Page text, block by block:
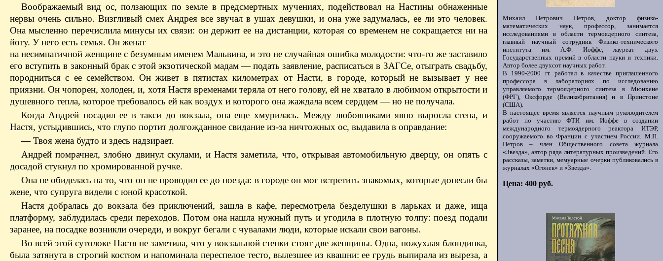
Воображаемый вид ос, ползающих по земле в предсмертных мучениях, подействовал на Настины обнаженные
нервы очень сильно. Визгливый смех Андрея все звучал в ушах девушки, и она уже задумалась, ее ли это человек.
Она мысленно перечислила минусы их связи: он держит ее на дистанции, которая со временем не сокращается ни на
йоту. У него есть семья. Он женат
на несимпатичной женщине с безумным именем Мальвина, и это не случайная ошибка молодости: что-то же заставило
его вступить в законный брак с этой экзотической мадам — подать заявление, расписаться в ЗАГСе, отыграть свадьбу,
породниться с ее семейством. Он живет в пятистах километрах от Насти, в городе, который не вызывает у нее
приязни. Он чопорен, холоден, и, хотя Настя временами теряла от него голову, ей не хватало в любимом открытости и
душевного тепла, которое требовалось ей как воздух и которого она жаждала всем сердцем — но не получала.
Когда Андрей посадил ее в такси до вокзала, она еще хмурилась. Между любовниками явно выросла стена, и
Настя, устыдившись, что глупо портит долгожданное свидание из-за ничтожных ос, выдавила в оправдание:
— Твоя жена будто и здесь надзирает.
Андрей помрачнел, злобно двинул скулами, и Настя заметила, что, открывая автомобильную дверцу, он опять с
досадой стукнул по хромированной ручке.
Она не обиделась на то, что он не проводил ее до поезда: в городе он мог встретить знакомых, которые донесли бы
жене, что супруга видели с юной красоткой.
Настя добралась до вокзала без приключений, зашла в кафе, пересмотрела безделушки в ларьках и даже, ища
платформу, заблудилась среди переходов. Потом она нашла нужный путь и угодила в плотную толпу: поезд подали
заранее, на посадке возникли очереди, и вокруг бегали с чувалами люди, которые искали свои вагоны.
Во всей этой сутолоке Настя не заметила, что у вокзальной стенки стоят две женщины. Одна, пожухлая блондинка,
была затянута в строгий костюм и напоминала переспелое тесто, вылезшее из квашни: ее грудь выпирала из выреза, а
Михаил Петрович Петров, доктор физико-
математических наук, профессор, занимается
исследованиями в области термоядерного синтеза,
главный научный сотрудник Физико-технического
института им. А.Ф. Иоффе, лауреат двух
Государственных премий в области науки и техники.
Автор более двухсот научных работ.
В 1990-2000 гг. работал в качестве приглашенного
профессора в лабораториях по исследованию
управляемого термоядерного синтеза в Мюнхене
(ФРГ), Оксфорде (Великобритания) и в Принстоне
(США).
В настоящее время является научным руководителем
работ по участию ФТИ им. Иоффе в создании
международного термоядерного реактора ИТЭР,
сооружаемого во Франции с участием России. М.П.
Петров – член Общественного совета журнала
«Звезда», автор ряда литературных произведений. Его
рассказы, заметки, мемуарные очерки публиковались в
журналах «Огонек» и «Звезда».
Цена: 400 руб.